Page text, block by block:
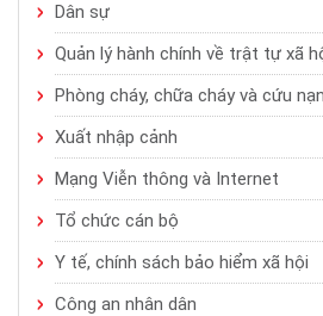
Dân sự
Quản lý hành chính về trật tự xã
Phòng cháy, chữa cháy và cứu
Xuất nhập cảnh
Mạng Viễn thông và Internet
Tổ chức cán bộ
Y tế, chính sách bảo hiểm xã hội
Công an nhân dân